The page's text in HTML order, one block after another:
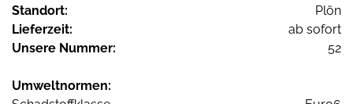
Standort:
Plön
Lieferzeit:
ab sofort
Unsere Nummer:
52
Umweltnormen: